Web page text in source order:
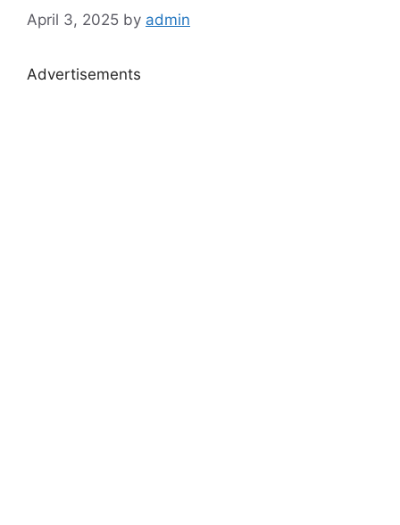
April 3, 2025 by admin
Advertisements